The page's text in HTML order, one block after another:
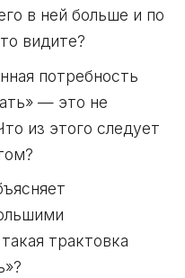
в ней больше и по
видите?
потребность
— это не
из этого следует
трактовка